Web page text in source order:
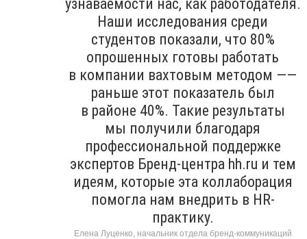
узнаваемости нас, как работодателя.
Наши исследования среди
студентов показали, что 80%
опрошенных готовы работать
в компании вахтовым методом ——
раньше этот показатель был
в районе 40%. Такие результаты
мы получили благодаря
профессиональной поддержке
экспертов Бренд-центра hh.ru и тем
идеям, которые эта коллаборация
помогла нам внедрить в HR-
практику.
Елена Луценко, начальник отдела бренд-коммуникаций